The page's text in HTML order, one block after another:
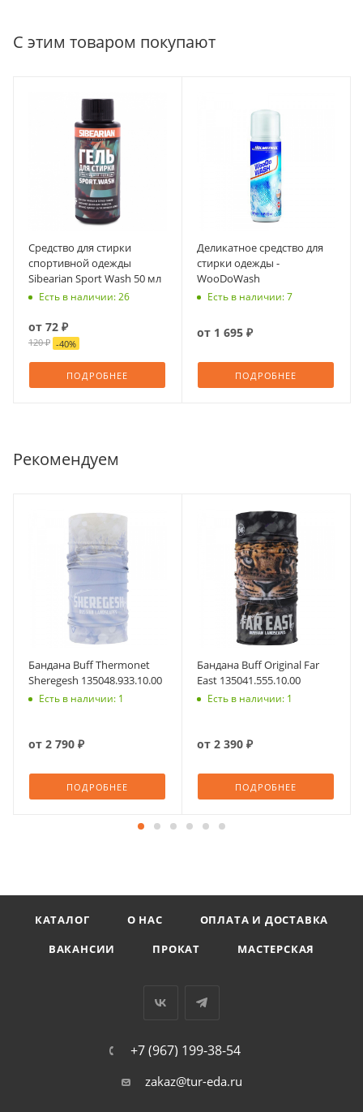
С этим товаром покупают
Средство для стирки
спортивной одежды
Sibearian Sport Wash 50 мл
Есть в наличии: 26
от 72 ₽
120 ₽ -40%
ПОДРОБНЕЕ
Деликатное средство для
стирки одежды -
WooDoWash
Есть в наличии: 7
от 1 695 ₽
ПОДРОБНЕЕ
Рекомендуем
Бандана Buff Thermonet
Sheregesh 135048.933.10.00
Есть в наличии: 1
от 2 790 ₽
ПОДРОБНЕЕ
Бандана Buff Original Far
East 135041.555.10.00
Есть в наличии: 1
от 2 390 ₽
ПОДРОБНЕЕ
КАТАЛОГ О НАС
ОПЛАТА И ДОСТАВКА
ВАКАНСИИ
ПРОКАТ МАСТЕРСКАЯ
+7 (967) 199-38-54
zakaz@tur-eda.ru